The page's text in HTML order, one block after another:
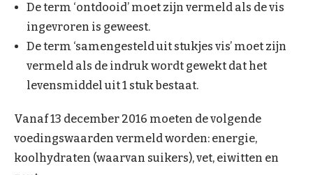
De term ‘ontdooid’ moet zijn vermeld als de vis
ingevroren is geweest.
De term ‘samengesteld uit stukjes vis’ moet zijn
vermeld als de indruk wordt gewekt dat het
levensmiddel uit 1 stuk bestaat.
Vanaf 13 december 2016 moeten de volgende
voedingswaarden vermeld worden: energie,
koolhydraten (waarvan suikers), vet, eiwitten en